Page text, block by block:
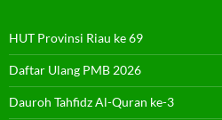
HUT Provinsi Riau ke 69
Daftar Ulang PMB 2026
Dauroh Tahfidz Al-Quran ke-3